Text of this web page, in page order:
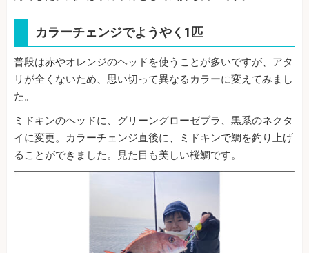
カラーチェンジでようやく1匹
普段は赤やオレンジのヘッドを使うことが多いですが、アタ
リが全くないため、思い切って異なるカラーに変えてみまし
た。
ミドキンのヘッドに、グリーングローゼブラ、黒系のネクタ
イに変更。カラーチェンジ直後に、ミドキンで鯛を釣り上げ
ることができました。見た目も美しい桜鯛です。